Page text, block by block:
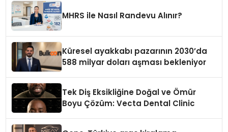
MHRS ile Nasıl Randevu Alınır?
Küresel ayakkabı pazarının 2030’da
588 milyar doları aşması bekleniyor
Tek Diş Eksikliğine Doğal ve Ömür
Boyu Çözüm: Vecta Dental Clinic